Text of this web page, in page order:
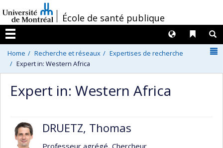
au
contenu
/École de santé publique
Menu
Liens
Langues
Home Recherche et réseaux
Expertises de recherche
Expert in: Western Africa
Expert in: Western Africa
DRUETZ, Thomas
Professeur agrégé, Chercheur